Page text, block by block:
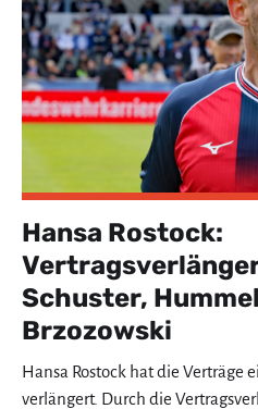
Hansa Rostock:
Schuster,
Brzozowski
Hansa Rostock hat die Verträge
verlängert. Durch die